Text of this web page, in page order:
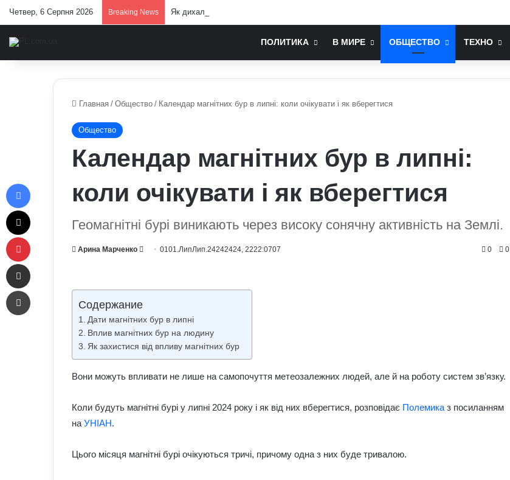
Четвер, 6 Серпня 2026 Breaking News Як дихальні практики можуть позбавити людину від стресу: пояснення експертів
ПОЛИТИКА В МИРЕ ОБЩЕСТВО ТЕХНО
Главная / Общество / Календар магнітних бур в липні: коли очікувати і як вберегтися
Общество
Календар магнітних бур в липні:
коли очікувати і як вберегтися
Геомагнітні бурі виникають через високу сонячну активність на Землі.
Арина Марченко
Send0101.ЛипЛип.24242424, 2222:0707 0 0
Содержание
Дати магнітних бур в липні
Вплив магнітних бур на людину
Як захистися від впливу магнітних бур
Вони можуть впливати не лише на самопочуття метеозалежних людей, але й на роботу систем зв’язку.
Коли будуть магнітні бурі у липні 2024 року і як від них вберегтися, розповідає Полемика з посиланням
на УНІАН.
Цього місяця магнітні бурі очікуються тричі, причому одна з них буде тривалою.